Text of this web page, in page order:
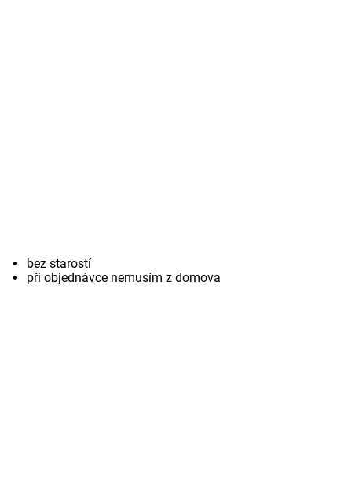
bez starostí
při objednávce nemusím z domova